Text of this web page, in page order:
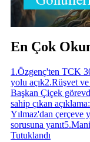
En Çok
1 .Özgenç'ten TCK
yolu açık2.Rüşvet
Başkan Çiçek
sahip çıkan
Yılmaz'dan çerçeve
sorusuna yanıt5.
Tutuklandı